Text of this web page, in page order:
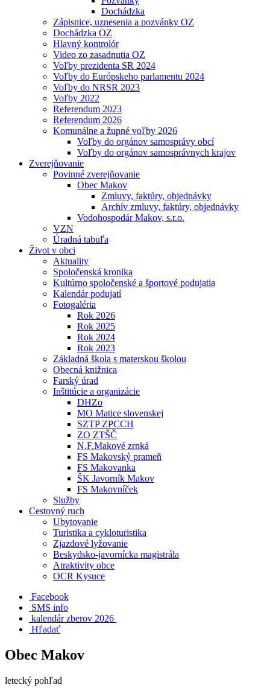
Dochádzka
Zápisnice, uznesenia a pozvánky OZ
Dochádzka OZ
Hlavný kontrolór
Video zo zasadnutia OZ
Voľby prezidenta SR 2024
Voľby do Európskeho parlamentu 2024
Voľby do NRSR 2023
Voľby 2022
Referendum 2023
Referendum 2026
Komunálne a župné voľby 2026
Voľby do orgánov samosprávy obcí
Voľby do orgánov samosprávnych krajov
Zverejňovanie
Povinné zverejňovanie
Obec Makov
Zmluvy, faktúry, objednávky
Archív zmluvy, faktúry, objednávky
Vodohospodár Makov, s.r.o.
VZN
Úradná tabuľa
Život v obci
Aktuality
Spoločenská kronika
Kultúrno spoločenské a športové podujatia
Kalendár podujatí
Fotogaléria
Rok 2026
Rok 2025
Rok 2024
Rok 2023
Základná škola s materskou školou
Obecná knižnica
Farský úrad
Inštitúcie a organizácie
DHZo
MO Matice slovenskej
SZTP ZPCCH
ZO ZTŠČ
N.F.Makové zrnká
FS Makovský prameň
FS Makovanka
ŠK Javorník Makov
FS Makovníček
Služby
Cestovný ruch
Ubytovanie
Turistika a cykloturistika
Zjazdové lyžovanie
Beskydsko-javornícka magistrála
Atraktivity obce
OCR Kysuce
Facebook
SMS info
​ kalendár zberov 2026
Hľadať
Obec Makov
letecký pohľad